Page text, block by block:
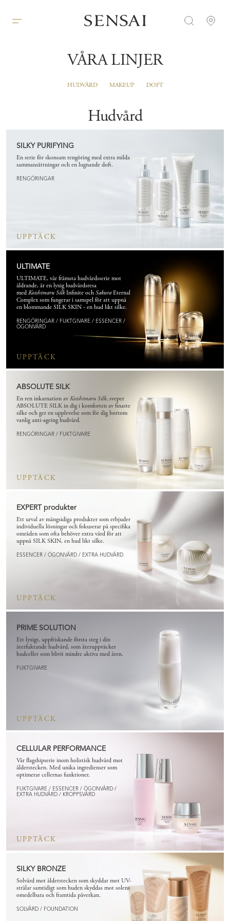
VÅRA LINJER
HUDVÅRD MAKEUP DOFT
Hudvård
SILKY PURIFYING
En serie för skonsam rengöring med extra milda
sammansättningar och en lugnande doft.
RENGÖRINGAR
UPPTÄCK
ULTIMATE
ULTIMATE, vår främsta hudvårdsserie mot
åldrande, är en lyxig hudvårdsresa
med Koishimaru SilkInfinite och SakuraEternal
Complex som fungerar i samspel för att uppnå
en blommande SILK SKIN - en hud likt silke.
RENGÖRINGAR / FUKTGIVARE / ESSENCER /
ÖGONVÅRD
UPPTÄCK
ABSOLUTE SILK
En ren inkarnation av Koishimaru Silk, sveper
ABSOLUTE SILK in dig i komforten av finaste
silke och ger en upplevelse som för dig bortom
vanlig anti-ageing hudvård.
RENGÖRINGAR / FUKTGIVARE
UPPTÄCK
EXPERT produkter
Ett urval av mångsidiga produkter som erbjuder
individuella lösningar och fokuserar på specifika
områden som ofta behöver extra vård för att
uppnå SILK SKIN, en hud likt silke.
ESSENCER / ÖGONVÅRD / EXTRA HUDVÅRD
UPPTÄCK
PRIME SOLUTION
Ett lyxigt, uppfriskande första steg i din
återfuktande hudvård, som återuppväcker
hudceller som blivit mindre aktiva med åren.
FUKTGIVARE
UPPTÄCK
CELLULAR PERFORMANCE
Vår flagshipserie inom holistisk hudvård mot
ålderstecken. Med unika ingredienser som
optimerar cellernas funktioner.
FUKTGIVARE / ESSENCER / ÖGONVÅRD /
EXTRA HUDVÅRD / KROPPSVÅRD
UPPTÄCK
SILKY BRONZE
Solvård mot ålderstecken som skyddar mot UV-
strålar samtidigt som huden skyddas mot solens
omedelbara och framtida påverkan.
SOLVÅRD / FOUNDATION